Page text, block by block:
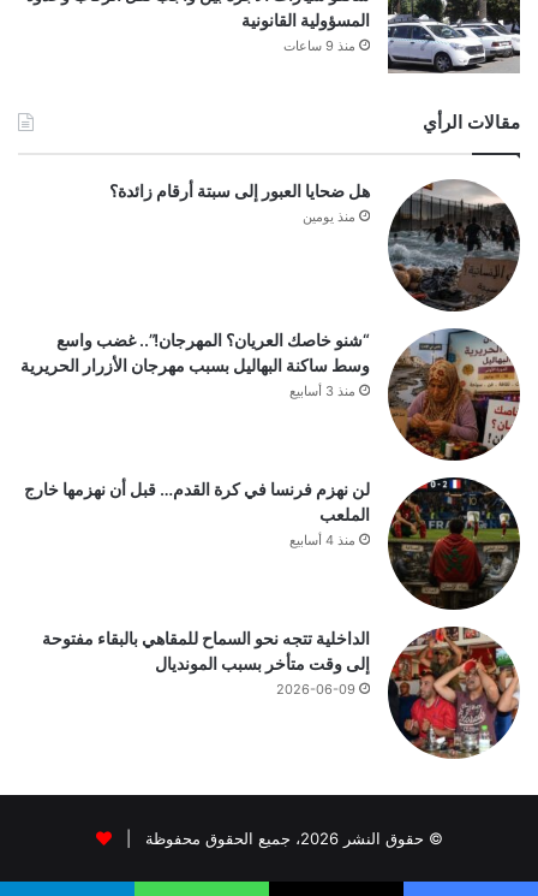
المسؤولية القانونية
منذ 9 ساعات
مقالات الرأي
هل ضحايا العبور إلى سبتة أرقام زائدة؟
منذ يومين
“شنو خاصك العريان؟ المهرجان!”.. غضب واسع
وسط ساكنة البهاليل بسبب مهرجان الأزرار الحريرية
منذ 3 أسابيع
لن نهزم فرنسا في كرة القدم… قبل أن نهزمها خارج
الملعب
منذ 4 أسابيع
الداخلية تتجه نحو السماح للمقاهي بالبقاء مفتوحة
إلى وقت متأخر بسبب المونديال
2026-06-09
© حقوق النشر 2026، جميع الحقوق محفوظة |